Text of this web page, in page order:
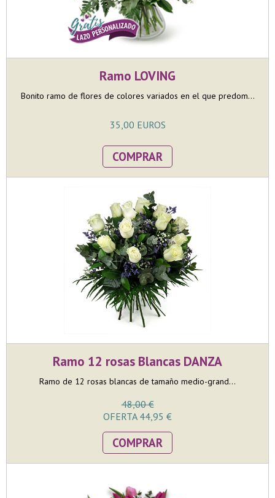
Ramo LOVING
Bonito ramo de flores de colores variados en el que predom...
35,00 EUROS
COMPRAR
Ramo 12 rosas Blancas DANZA
Ramo de 12 rosas blancas de tamaño medio-grand...
48,00 €
OFERTA 44,95 €
COMPRAR